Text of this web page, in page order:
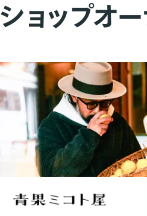
ショップオ